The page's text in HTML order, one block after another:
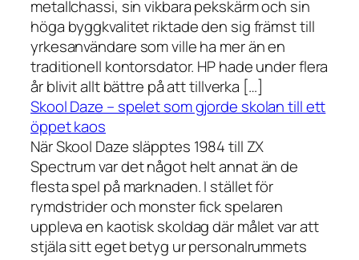
metallchassi, sin vikbara pekskärm och sin
höga byggkvalitet riktade den sig främst till
yrkesanvändare som ville ha mer än en
traditionell kontorsdator. HP hade under flera
år blivit allt bättre på att tillverka […]
Skool Daze – spelet som gjorde skolan till ett
öppet kaos
När Skool Daze släpptes 1984 till ZX
Spectrum var det något helt annat än de
flesta spel på marknaden. I stället för
rymdstrider och monster fick spelaren
uppleva en kaotisk skoldag där målet var att
stjäla sitt eget betyg ur personalrummets